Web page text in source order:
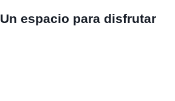
Un espacio para disfrutar